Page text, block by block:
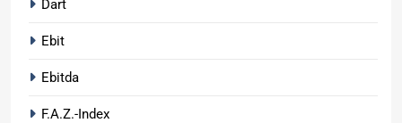
Dart
Ebit
Ebitda
F.A.Z.-Index